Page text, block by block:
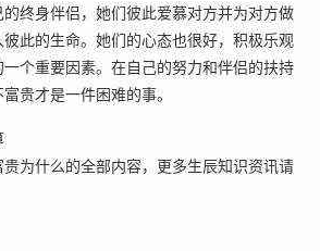
终身伴侣，她们彼此爱慕对方并为对方做
此的生命。她们的心态也很好，积极乐观
个重要因素。在自己的努力和伴侣的扶持
贵才是一件困难的事。
为什么的全部内容，更多生辰知识资讯请